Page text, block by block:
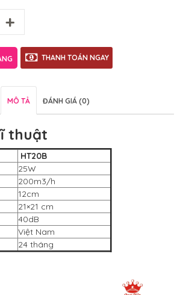
+
THANH TOÁN NGAY
MÔ TẢ ĐÁNH GIÁ (0)
thuật
HT20B
25W
200m3/h
12cm
21×21 cm
40dB
Việt Nam
24 tháng